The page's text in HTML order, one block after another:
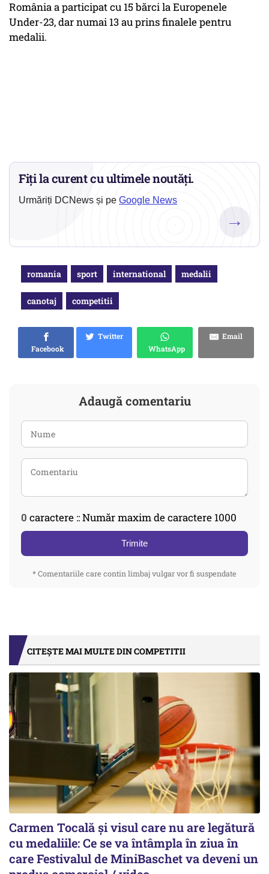
România a participat cu 15 bărci la Europenele
Under-23, dar numai 13 au prins finalele pentru
medalii.
Fiți la curent cu ultimele noutăți.
Urmăriți DCNews și pe Google News
→
romania sport international medalii
canotaj competitii
Facebook
Twitter
WhatsApp
Email
Adaugă comentariu
0 caractere :: Număr maxim de caractere 1000
Trimite
* Comentariile care contin limbaj vulgar vor fi suspendate
CITEȘTE MAI MULTE DIN COMPETITII
Carmen Tocală și visul care nu are legătură
cu medaliile: Ce se va întâmpla în ziua în
care Festivalul de MiniBaschet va deveni un